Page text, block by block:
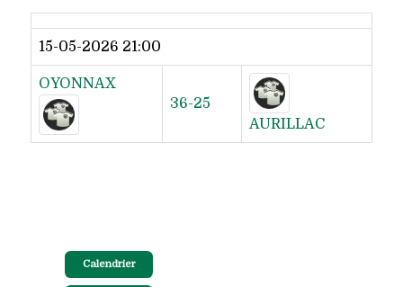
15-05-2026 21:00
OYONNAX
36-25
AURILLAC
Calendrier